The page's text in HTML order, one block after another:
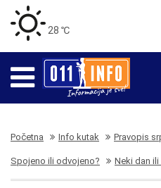
28 ℃
Početna Info kutak Pravopis
Spojeno ili odvojeno? Neki dan ili